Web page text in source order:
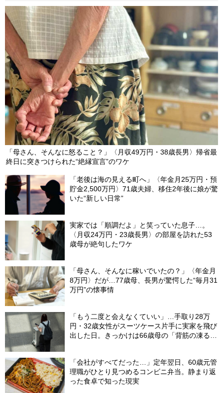
「母さん、そんなに怒ること？」〈月収49万円・38歳長男〉帰省最
終日に突きつけられた“絶縁宣言”のワケ
「老後は海の見える町へ」〈年金月25万円・預
貯金2,500万円〉71歳夫婦、移住2年後に娘が驚
いた“新しい日常”
実家では「順調だよ」と笑っていた息子…。
〈月収24万円・23歳長男〉の部屋を訪れた53
歳母が絶句したワケ
「母さん、そんなに稼いでいたの？」〈年金月
8万円〉だが…77歳母、長男が驚愕した“毎月31
万円”の懐事情
「もう二度と会えなくていい」…手取り28万
円・32歳女性がスーツケース片手に実家を飛び
出した日。きっかけは66歳母の「背筋の凍る一
「会社がすべてだった…」定年翌日、60歳元管
理職がひとり見つめるコンビニ弁当。静まり返
った食卓で知った現実